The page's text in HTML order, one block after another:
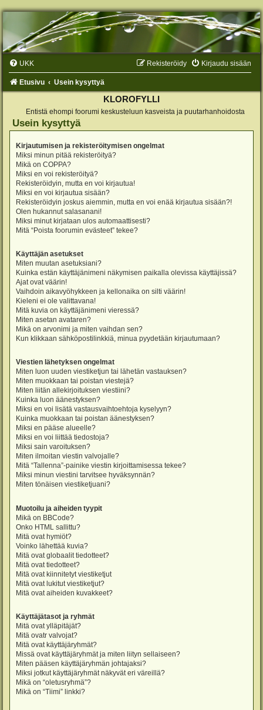
UKK Kirjaudu sisään
Rekisteröidy
Etusivu Usein kysyttyä
KLOROFYLLI
Entistä ehompi foorumi keskusteluun kasveista ja puutarhanhoidosta
Usein kysyttyä
Kirjautumisen ja rekisteröitymisen ongelmat
Miksi minun pitää rekisteröityä?
Mikä on COPPA?
Miksi en voi rekisteröityä?
Rekisteröidyin, mutta en voi kirjautua!
Miksi en voi kirjautua sisään?
Rekisteröidyin joskus aiemmin, mutta en voi enää kirjautua sisään?!
Olen hukannut salasanani!
Miksi minut kirjataan ulos automaattisesti?
Mitä “Poista foorumin evästeet” tekee?
Käyttäjän asetukset
Miten muutan asetuksiani?
Kuinka estän käyttäjänimeni näkymisen paikalla olevissa käyttäjissä?
Ajat ovat väärin!
Vaihdoin aikavyöhykkeen ja kellonaika on silti väärin!
Kieleni ei ole valittavana!
Mitä kuvia on käyttäjänimeni vieressä?
Miten asetan avataren?
Mikä on arvonimi ja miten vaihdan sen?
Kun klikkaan sähköpostilinkkiä, minua pyydetään kirjautumaan?
Viestien lähetyksen ongelmat
Miten luon uuden viestiketjun tai lähetän vastauksen?
Miten muokkaan tai poistan viestejä?
Miten liitän allekirjoituksen viestiini?
Kuinka luon äänestyksen?
Miksi en voi lisätä vastausvaihtoehtoja kyselyyn?
Kuinka muokkaan tai poistan äänestyksen?
Miksi en pääse alueelle?
Miksi en voi liittää tiedostoja?
Miksi sain varoituksen?
Miten ilmoitan viestin valvojalle?
Mitä “Tallenna”-painike viestin kirjoittamisessa tekee?
Miksi minun viestini tarvitsee hyväksynnän?
Miten tönäisen viestiketjuani?
Muotoilu ja aiheiden tyypit
Mikä on BBCode?
Onko HTML sallittu?
Mitä ovat hymiöt?
Voinko lähettää kuvia?
Mitä ovat globaalit tiedotteet?
Mitä ovat tiedotteet?
Mitä ovat kiinnitetyt viestiketjut
Mitä ovat lukitut viestiketjut?
Mitä ovat aiheiden kuvakkeet?
Käyttäjätasot ja ryhmät
Mitä ovat ylläpitäjät?
Mitä ovatr valvojat?
Mitä ovat käyttäjäryhmät?
Missä ovat käyttäjäryhmät ja miten liityn sellaiseen?
Miten pääsen käyttäjäryhmän johtajaksi?
Miksi jotkut käyttäjäryhmät näkyvät eri väreillä?
Mikä on “oletusryhmä”?
Mikä on “Tiimi” linkki?